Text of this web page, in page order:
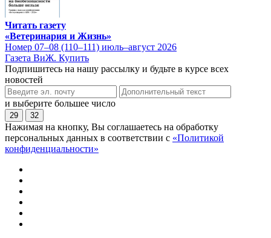
Читать газету
«Ветеринария и Жизнь»
Номер 07–08 (110–111) июль–август 2026
Газета ВиЖ. Купить
Подпишитесь на нашу рассылку и будьте в курсе всех
новостей
и выберите большее число
29 32
Нажимая на кнопку, Вы соглашаетесь на обработку
персональных данных в соответствии с «Политикой
конфиденциальности»